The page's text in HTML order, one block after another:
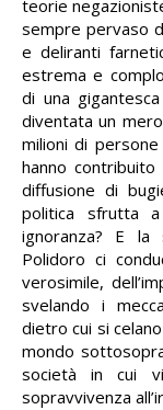
teorie
sempre pervaso
e deliranti
estrema e
di una
diventata un
milioni di
hanno
diffusione di
politica sfrutta
ignoranza? E la
Polidoro ci
verosimile,
svelando i
dietro cui si
mondo
società in cui
sopravvivenza